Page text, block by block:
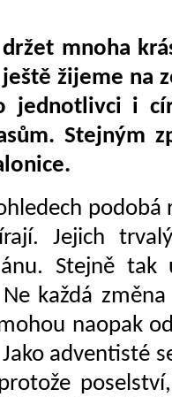
mnoha
žijeme na
jednotlivci i
Stejným
Jejich
Stejně
každá
naopak
adventisté